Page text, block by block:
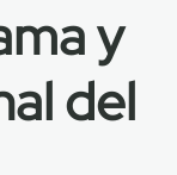
y
del